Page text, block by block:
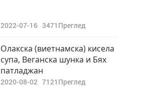
2022-07-16 3471 Преглед
Олакска (виетнамска) кисела
супа, Веганска шунка и Бях
патладжан
2020-08-02 7121 Преглед